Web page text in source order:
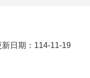
新日期：114-11-19